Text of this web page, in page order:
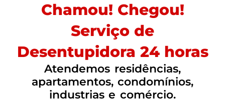
Chamou! Chegou!
Serviço de
Desentupidora 24 horas
Atendemos residências,
apartamentos, condomínios,
industrias e comércio.